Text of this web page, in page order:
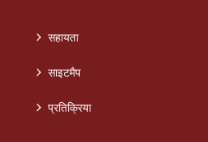
सहायता
साइटमैप
प्रतिक्रिया